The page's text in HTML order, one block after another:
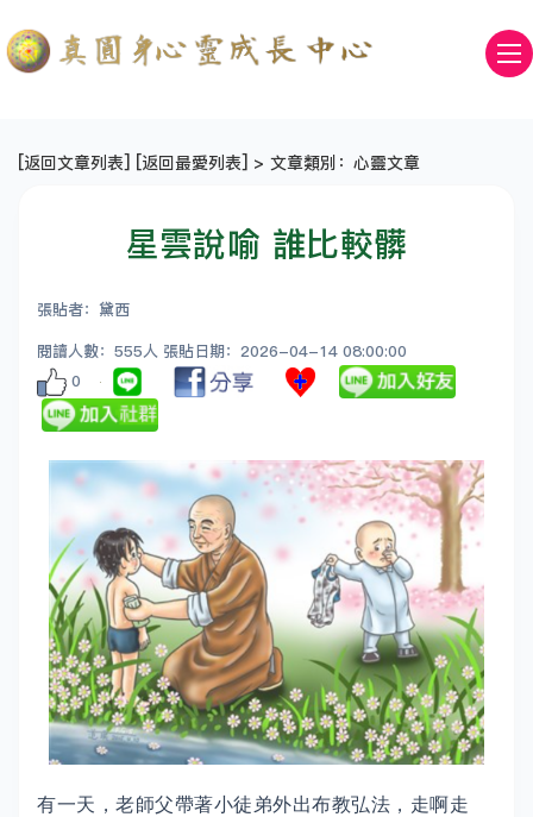
[返回文章列表] [返回最愛列表] > 文章類別：心靈文章
星雲說喻 誰比較髒
張貼者：黛西
閱讀人數：555人 張貼日期：2026-04-14 08:00:00
0
有一天，老師父帶著小徒弟外出布教弘法，走啊走